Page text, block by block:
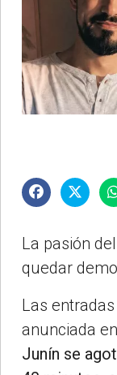
La pasión
quedar
Las
anunciada
Junín se